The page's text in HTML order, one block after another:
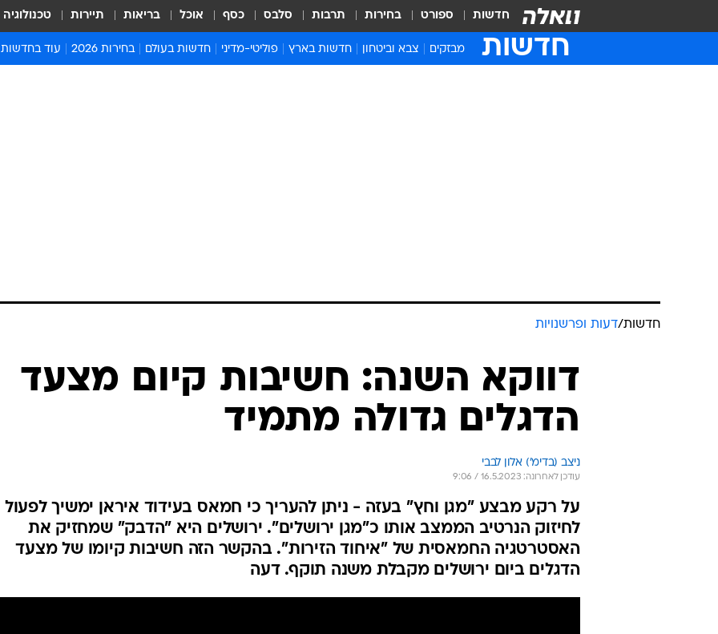
חדשות ספורט בחירות תרבות סלבס כסף אוכל בריאות תיירות טכנולוגיה
חדשות מבזקים צבא וביטחון חדשות בארץ פוליטי-מדיני חדשות בעולם בחירות 2026 עוד בחדשות
המייל האדום
חדשות/דעות ופרשנויות
דווקא השנה: חשיבות קיום מצעד
הדגלים גדולה מתמיד
ניצב (בדימ') אלון לבבי
עודכן לאחרונה: 16.5.2023 / 9:06
על רקע מבצע "מגן וחץ" בעזה - ניתן להעריך כי חמאס בעידוד איראן ימשיך לפעול
לחיזוק הנרטיב הממצב אותו כ"מגן ירושלים". ירושלים היא "הדבק" שמחזיק את
האסטרטגיה החמאסית של "איחוד הזירות". בהקשר הזה חשיבות קיומו של מצעד
הדגלים ביום ירושלים מקבלת משנה תוקף. דעה